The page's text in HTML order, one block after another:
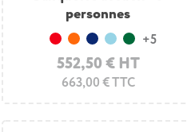
personnes
552,50 € HT
663,00 € TTC
RougeOrange
Bleu foncé
Bleu clair
Vert foncé
+5